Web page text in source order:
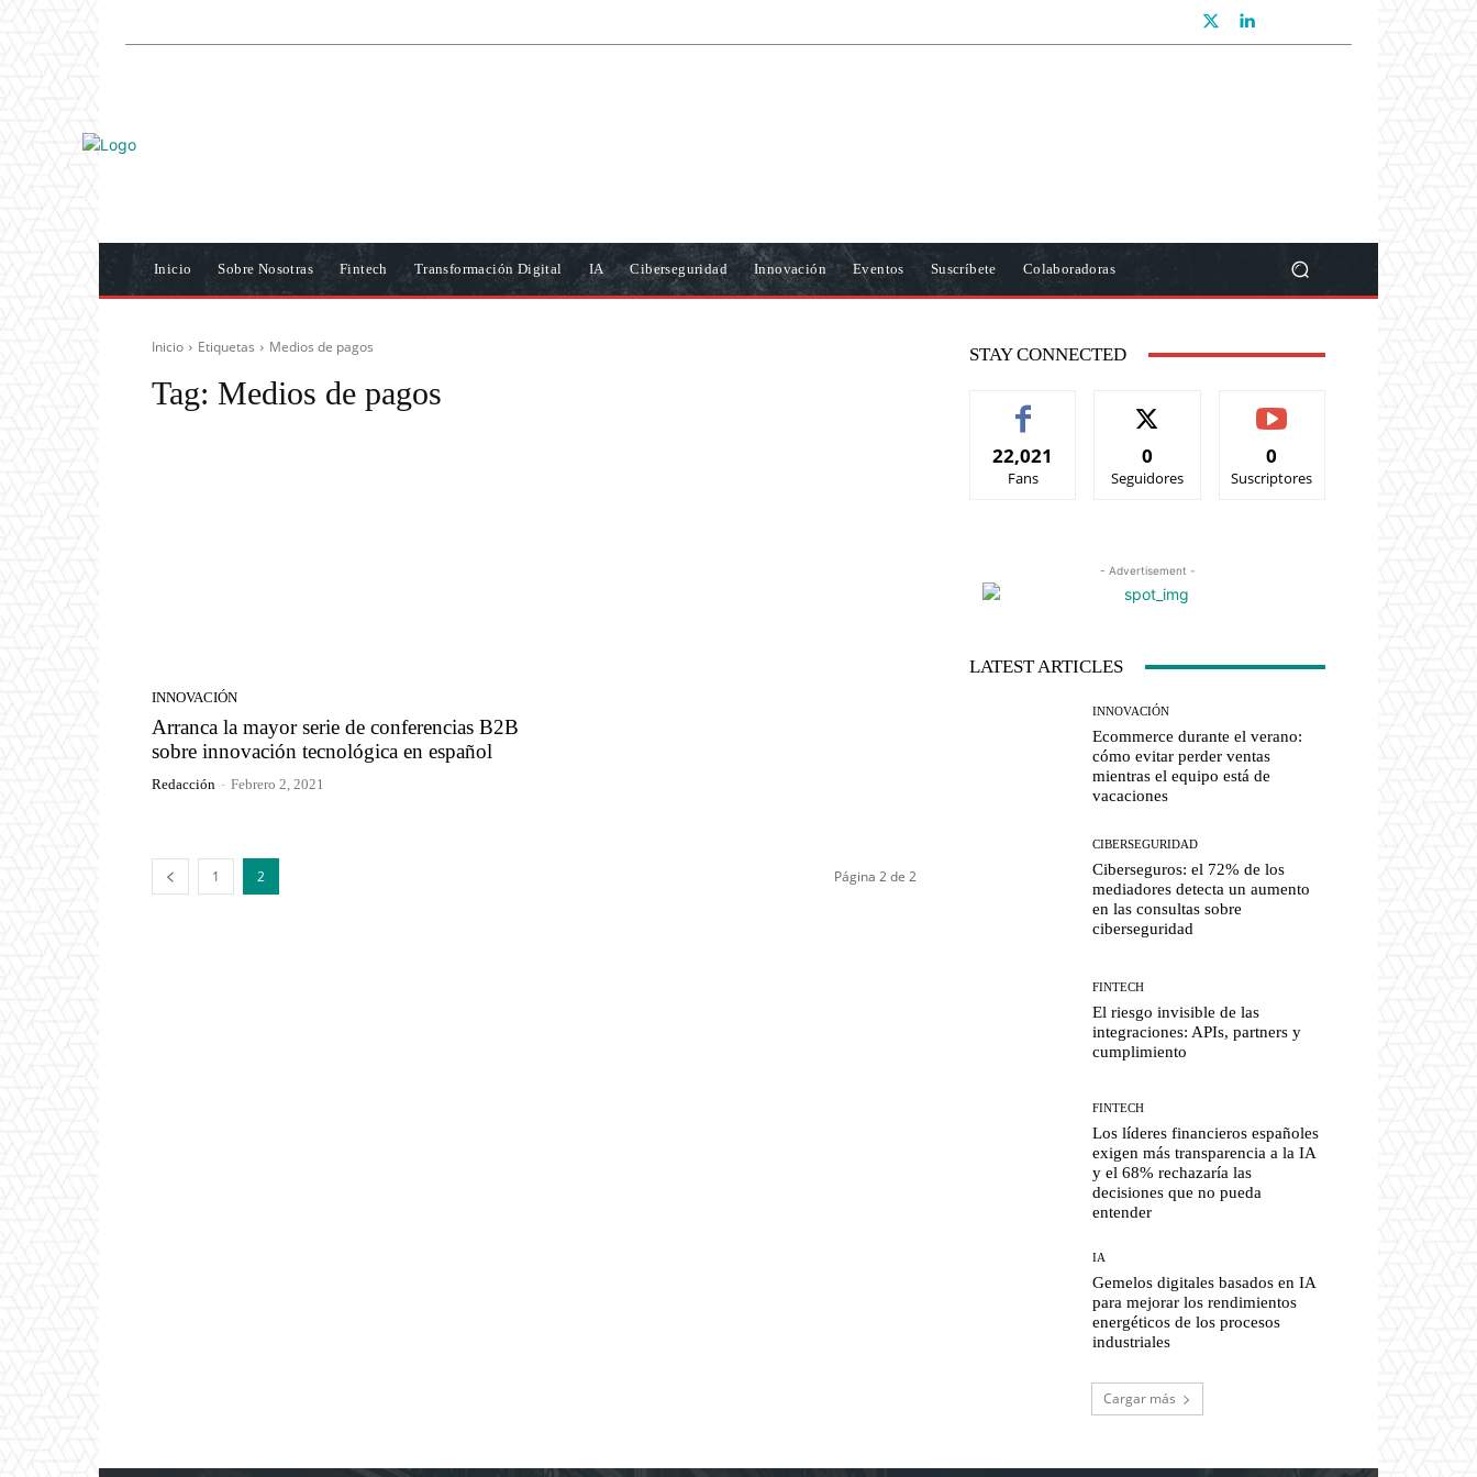
Inicio Sobre Nosotras Fintech Transformación Digital IA Ciberseguridad Innovación Eventos Suscríbete Colaboradoras
Inicio Etiquetas Medios de pagos
Tag: Medios de pagos
INNOVACIÓN
Arranca la mayor serie de conferencias B2B
sobre innovación tecnológica en español
Redacción - Febrero 2, 2021
1 2 Página 2 de 2
STAY CONNECTED
22,021
Fans
0
Seguidores
0
Suscriptores
- Advertisement -
LATEST ARTICLES
INNOVACIÓN
Ecommerce durante el verano:
cómo evitar perder ventas
mientras el equipo está de
vacaciones
CIBERSEGURIDAD
Ciberseguros: el 72% de los
mediadores detecta un aumento
en las consultas sobre
ciberseguridad
FINTECH
El riesgo invisible de las
integraciones: APIs, partners y
cumplimiento
FINTECH
Los líderes financieros españoles
exigen más transparencia a la IA
y el 68% rechazaría las
decisiones que no pueda
entender
IA
Gemelos digitales basados en IA
para mejorar los rendimientos
energéticos de los procesos
industriales
Cargar más